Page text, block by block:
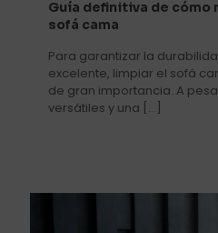
Guía definitiva de cómo
sofá cama
Para garantizar la
excelente, limpiar el sofá
de gran importancia. A
versátiles y una […]